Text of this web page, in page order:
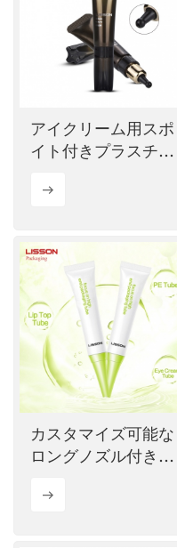
アイクリーム用スポ
イト付きプラスチッ
ューブ（15ml）卸売
カスタマイズ可能な
ロングノズル付きア
ブ